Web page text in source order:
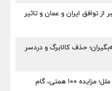
توافق ایران و عمان و تاثیر
حذف کالابرگ و دردسر
چرخش بزرگ در مؤسسه اعتباری ملل؛ مزایده ۱۰۰ همتی، گام